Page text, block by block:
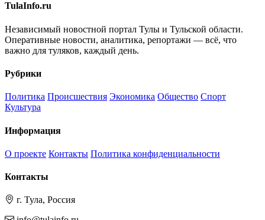
TulaInfo.ru
Независимый новостной портал Тулы и Тульской области.
Оперативные новости, аналитика, репортажи — всё, что
важно для туляков, каждый день.
Рубрики
Политика Происшествия Экономика Общество Спорт
Культура
Информация
О проекте Контакты Политика конфиденциальности
Контакты
г. Тула, Россия